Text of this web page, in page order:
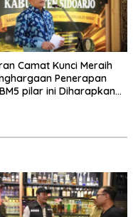
Camat Kunci Meraih
Penerapan
pilar ini Diharapkan